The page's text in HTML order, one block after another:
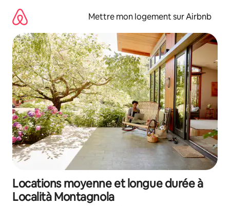
directement
contenu
Mettre mon logement sur Airbnb
Locations moyenne et longue durée à
Località Montagnola